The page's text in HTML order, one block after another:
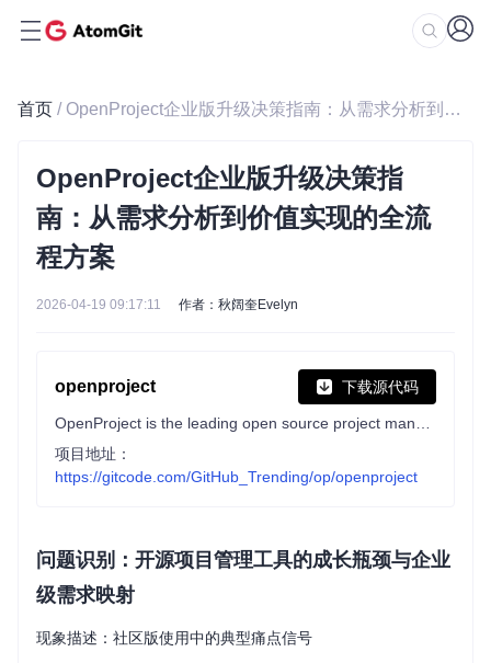
首页 / OpenProject企业版升级决策指南：从需求分析到价值实现的全流程方案
OpenProject企业版升级决策指
南：从需求分析到价值实现的全流
程方案
2026-04-19 09:17:11 作者：秋阔奎Evelyn
openproject 下载源代码
项目地址：
https://gitcode.com/GitHub_Trending/op/openproject
问题识别：开源项目管理工具的成长瓶颈与企业
级需求映射
现象描述：社区版使用中的典型痛点信号